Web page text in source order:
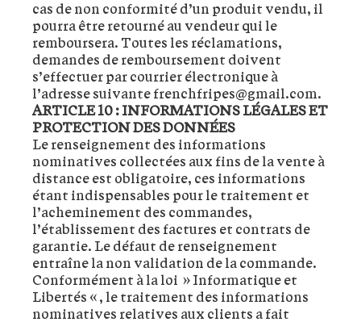
cas de non conformité d’un produit vendu, il
pourra être retourné au vendeur qui le
remboursera. Toutes les réclamations,
demandes de remboursement doivent
s’effectuer par courrier électronique à
l’adresse suivante frenchfripes@gmail.com.
ARTICLE 10 : INFORMATIONS LÉGALES ET
PROTECTION DES DONNÉES
Le renseignement des informations
nominatives collectées aux fins de la vente à
distance est obligatoire, ces informations
étant indispensables pour le traitement et
l’acheminement des commandes,
l’établissement des factures et contrats de
garantie. Le défaut de renseignement
entraîne la non validation de la commande.
Conformément à la loi » Informatique et
Libertés « , le traitement des informations
nominatives relatives aux clients a fait